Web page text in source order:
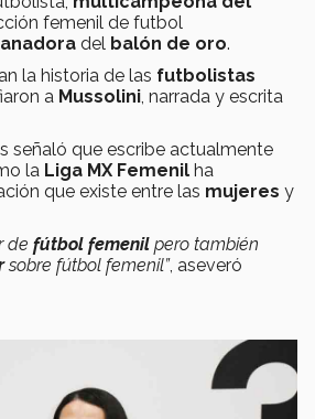
femenil de futbol
del balón de oro.
la historia de las futbolistas
a Mussolini, narrada y escrita
señaló que escribe actualmente
la Liga MX Femenil ha
que existe entre las mujeres y
de fútbol femenil pero también
sobre fútbol femenil”, aseveró